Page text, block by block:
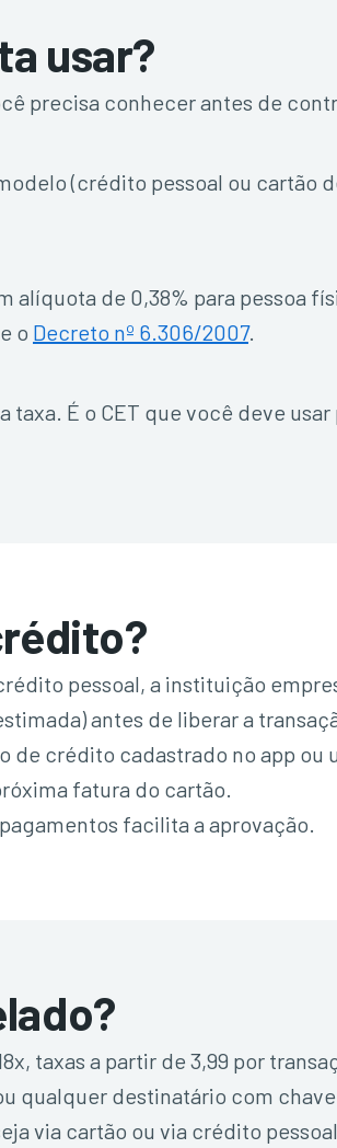
usar?
precisa conhecer antes de
(crédito pessoal ou cartão
de 0,38% para pessoa
o Decreto nº 6.306/2007.
É o CET que você deve
pessoal, a instituição
antes de liberar a
de crédito cadastrado no app ou
fatura do cartão.
facilita a aprovação.
taxas a partir de 3,99 por
qualquer destinatário com
via cartão ou via crédito